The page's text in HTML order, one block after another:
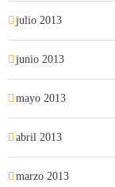
julio 2013
junio 2013
mayo 2013
abril 2013
marzo 2013